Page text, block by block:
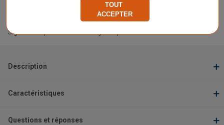
Sodex International
Signaler un problème d'ordre juridique
Description
Caractéristiques
Questions et réponses
TOUT
ACCEPTER